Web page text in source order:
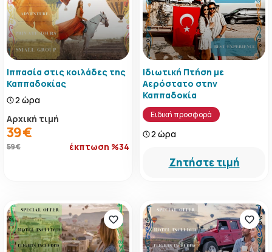
Ιππασία στις κοιλάδες της
Καππαδοκίας
2 ώρα
Αρχική τιμή
39 €
59 € έκπτωση %34
Ιδιωτική Πτήση με
Αερόστατο στην
Καππαδοκία
Ειδική προσφορά
2 ώρα
Ζητήστε τιμή